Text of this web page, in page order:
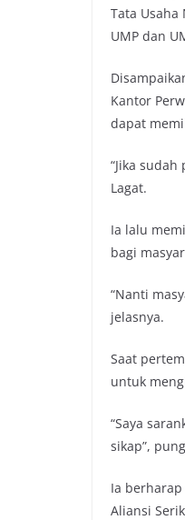
Tata Usaha
UMP dan
Kantor
dapat
“Jika
Lagat.
Ia lalu
bagi
“Nanti
jelasnya.
Saat
untuk
“Saya
sikap”,
Ia
Aliansi